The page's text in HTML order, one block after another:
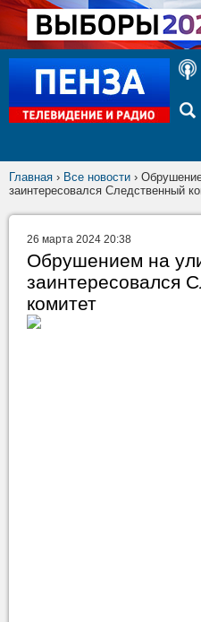
Главная › Все новости ›
заинтересовался Следственный
26 марта 2024 20:38
Обрушением на
заинтересовался
комитет